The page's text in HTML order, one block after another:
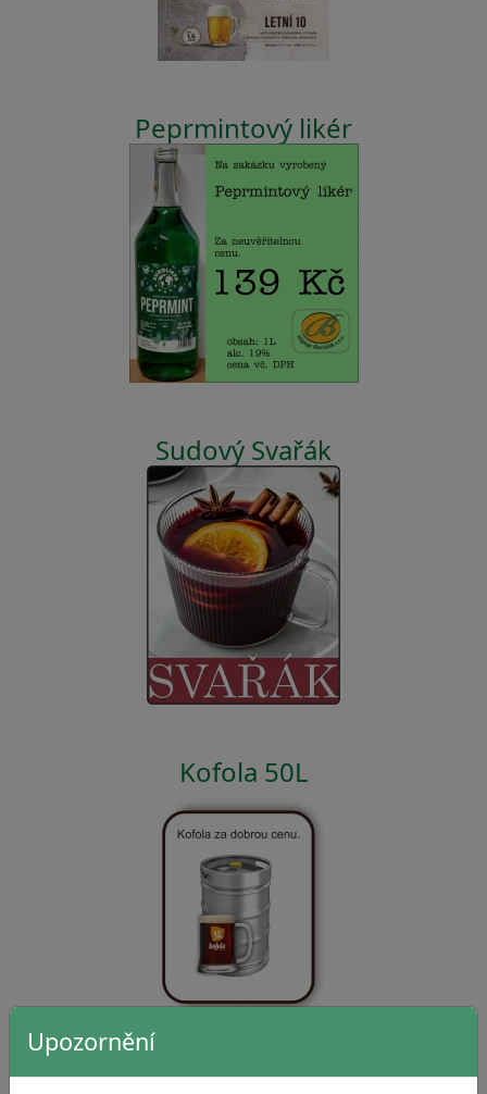
Peprmintový likér
Sudový Svařák
Kofola 50L
Upozornění